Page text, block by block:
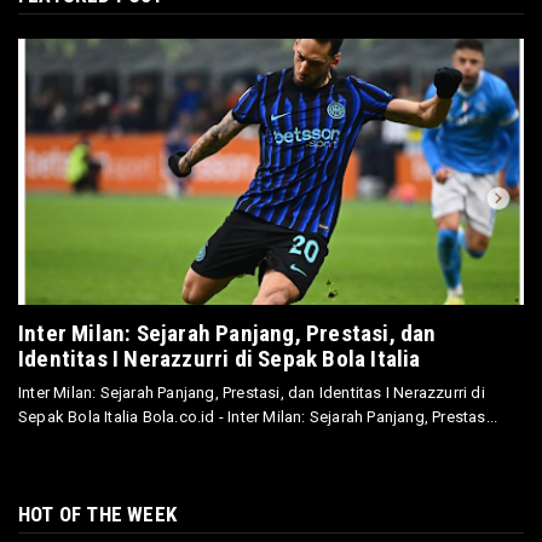
Inter Milan: Sejarah Panjang, Prestasi, dan
Identitas I Nerazzurri di Sepak Bola Italia
Inter Milan: Sejarah Panjang, Prestasi, dan Identitas I Nerazzurri di
Sepak Bola Italia Bola.co.id - Inter Milan: Sejarah Panjang, Prestas...
HOT OF THE WEEK